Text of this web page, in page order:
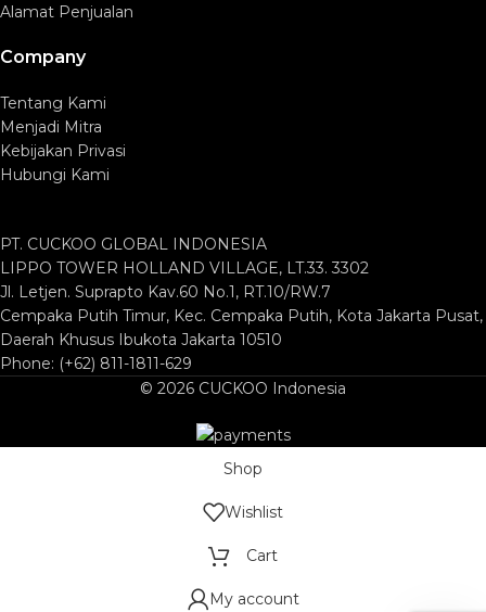
Alamat Penjualan
Company
Tentang Kami
Menjadi Mitra
Kebijakan Privasi
Hubungi Kami
PT. CUCKOO GLOBAL INDONESIA
LIPPO TOWER HOLLAND VILLAGE, LT.33. 3302
Jl. Letjen. Suprapto Kav.60 No.1, RT.10/RW.7
Cempaka Putih Timur, Kec. Cempaka Putih, Kota Jakarta Pusat,
Daerah Khusus Ibukota Jakarta 10510
Phone: (+62) 811-1811-629
© 2026 CUCKOO Indonesia
Shop
Wishlist
Cart
My account